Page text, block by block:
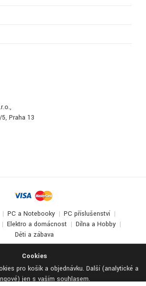
Cookies
pro košík a objednávku. Další (analytické a
jen s vaším souhlasem.
Praha 13
PC a Notebooky
PC příslušenství
Elektro a domácnost
Dílna a Hobby
Děti a zábava